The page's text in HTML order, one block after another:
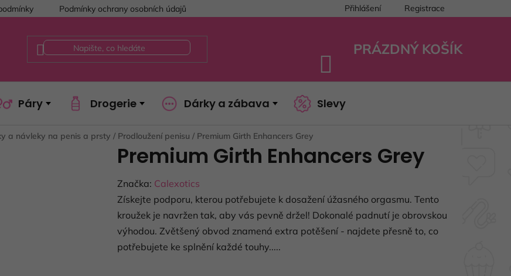
Podmínky ochrany osobních údajů Přihlášení Registrace
PRÁZDNÝ KOŠÍK
Páry Drogerie Dárky a zábava Slevy
a návleky na penis a prsty / Prodloužení penisu / Premium Girth Enhancers Grey
Premium Girth Enhancers Grey
Značka: Calexotics
Získejte podporu, kterou potřebujete k dosažení úžasného orgasmu. Tento
kroužek je navržen tak, aby vás pevně držel! Dokonalé padnutí je obrovskou
výhodou. Zvětšený obvod znamená extra potěšení - najdete přesně to, co
potřebujete ke splnění každé touhy.....